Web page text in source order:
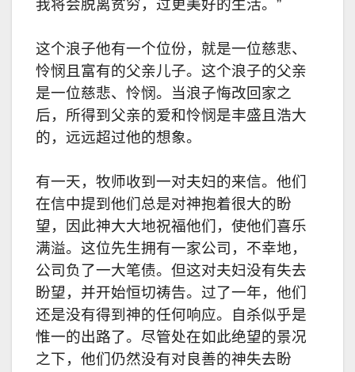
我将会脱离贫穷，过更美好的生活。”
这个浪子他有一个位份，就是一位慈悲、
怜悯且富有的父亲儿子。这个浪子的父亲
是一位慈悲、怜悯。当浪子悔改回家之
后，所得到父亲的爱和怜悯是丰盛且浩大
的，远远超过他的想象。
有一天，牧师收到一对夫妇的来信。他们
在信中提到他们总是对神抱着很大的盼
望，因此神大大地祝福他们，使他们喜乐
满溢。这位先生拥有一家公司，不幸地，
公司负了一大笔债。但这对夫妇没有失去
盼望，并开始恒切祷告。过了一年，他们
还是没有得到神的任何响应。自杀似乎是
惟一的出路了。尽管处在如此绝望的景况
之下，他们仍然没有对良善的神失去盼